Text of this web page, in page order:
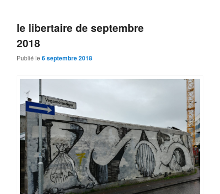
le libertaire de septembre
2018
Publié le6 septembre 2018